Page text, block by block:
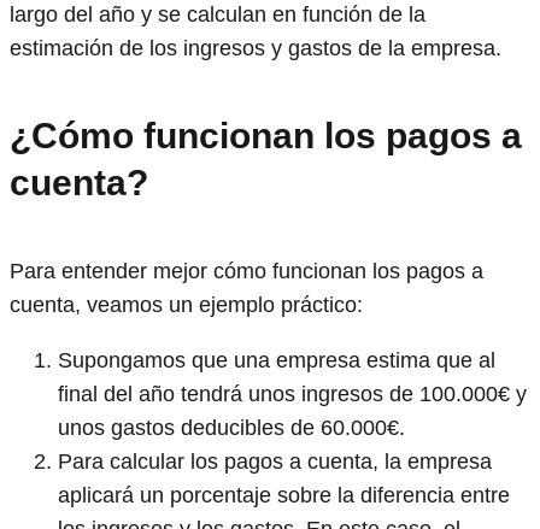
largo del año y se calculan en función de la
estimación de los ingresos y gastos de la empresa.
¿Cómo funcionan los pagos a
cuenta?
Para entender mejor cómo funcionan los pagos a
cuenta, veamos un ejemplo práctico:
Supongamos que una empresa estima que al
final del año tendrá unos ingresos de 100.000€ y
unos gastos deducibles de 60.000€.
Para calcular los pagos a cuenta, la empresa
aplicará un porcentaje sobre la diferencia entre